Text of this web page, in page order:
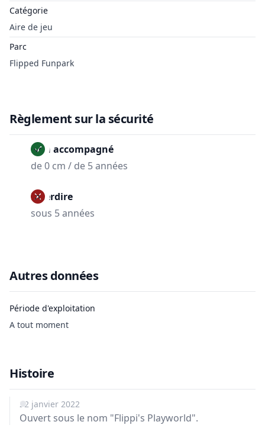
Catégorie
Aire de jeu
Parc
Flipped Funpark
Règlement sur la sécurité
Non accompagné
de 0 cm / de 5 années
Interdire
sous 5 années
Autres données
Période d'exploitation
A tout moment
Histoire
22 janvier 2022
Ouvert sous le nom "Flippi's Playworld".